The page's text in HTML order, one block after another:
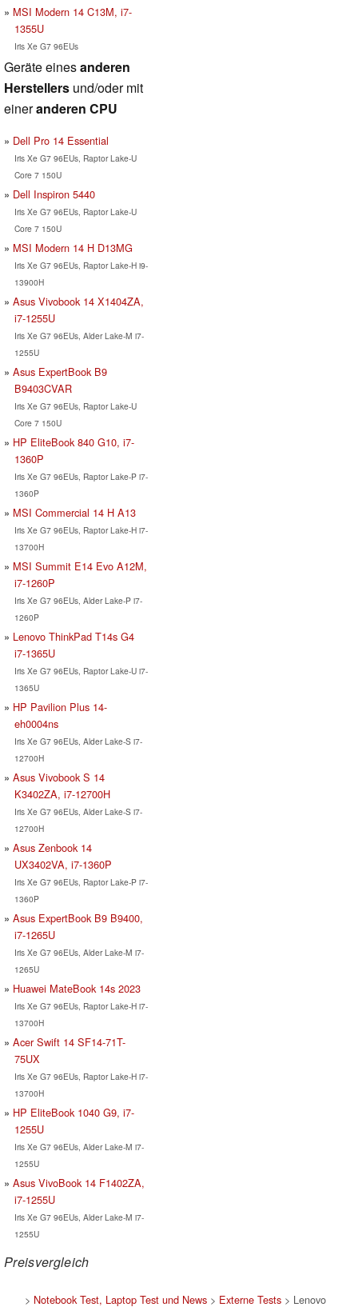
MSI Modern 14 C13M, i7-
1355U
Iris Xe G7 96EUs
Geräte einesanderen
Herstellers und/oder mit
eineranderen CPU
Dell Pro 14 Essential
Iris Xe G7 96EUs, Raptor Lake-U
Core 7 150U
Dell Inspiron 5440
Iris Xe G7 96EUs, Raptor Lake-U
Core 7 150U
MSI Modern 14 H D13MG
Iris Xe G7 96EUs, Raptor Lake-H i9-
13900H
Asus Vivobook 14 X1404ZA,
i7-1255U
Iris Xe G7 96EUs, Alder Lake-M i7-
1255U
Asus ExpertBook B9
B9403CVAR
Iris Xe G7 96EUs, Raptor Lake-U
Core 7 150U
HP EliteBook 840 G10, i7-
1360P
Iris Xe G7 96EUs, Raptor Lake-P i7-
1360P
MSI Commercial 14 H A13
Iris Xe G7 96EUs, Raptor Lake-H i7-
13700H
MSI Summit E14 Evo A12M,
i7-1260P
Iris Xe G7 96EUs, Alder Lake-P i7-
1260P
Lenovo ThinkPad T14s G4
i7-1365U
Iris Xe G7 96EUs, Raptor Lake-U i7-
1365U
HP Pavilion Plus 14-
eh0004ns
Iris Xe G7 96EUs, Alder Lake-S i7-
12700H
Asus Vivobook S 14
K3402ZA, i7-12700H
Iris Xe G7 96EUs, Alder Lake-S i7-
12700H
Asus Zenbook 14
UX3402VA, i7-1360P
Iris Xe G7 96EUs, Raptor Lake-P i7-
1360P
Asus ExpertBook B9 B9400,
i7-1265U
Iris Xe G7 96EUs, Alder Lake-M i7-
1265U
Huawei MateBook 14s 2023
Iris Xe G7 96EUs, Raptor Lake-H i7-
13700H
Acer Swift 14 SF14-71T-
75UX
Iris Xe G7 96EUs, Raptor Lake-H i7-
13700H
HP EliteBook 1040 G9, i7-
1255U
Iris Xe G7 96EUs, Alder Lake-M i7-
1255U
Asus VivoBook 14 F1402ZA,
i7-1255U
Iris Xe G7 96EUs, Alder Lake-M i7-
1255U
Preisvergleich
> Notebook Test, Laptop Test und News> Externe Tests> Lenovo